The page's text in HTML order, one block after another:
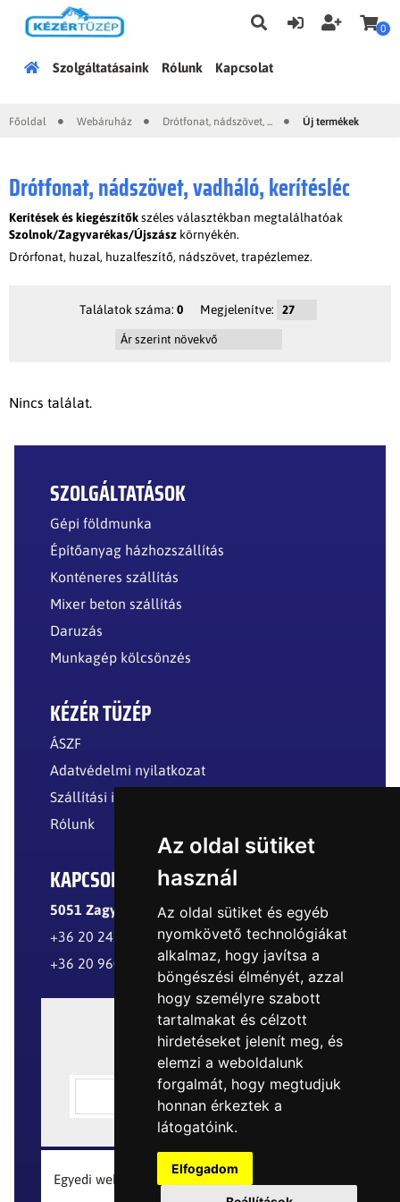
Az oldal sütiket
használ
Az oldal sütiket és egyéb
nyomkövető technológiákat
alkalmaz, hogy javítsa a
böngészési élményét, azzal
hogy személyre szabott
tartalmakat és célzott
hirdetéseket jelenít meg, és
elemzi a weboldalunk
forgalmát, hogy megtudjuk
honnan érkeztek a
látogatóink.
Elfogadom
0
FőoldalSzolgáltatásaink Rólunk Kapcsolat
Főoldal Webáruház Drótfonat, nádszövet, ... Új termékek
Drótfonat, nádszövet, vadháló, kerítésléc
Kerítések és kiegészítőkszéles választékban megtalálhatóak
Szolnok/Zagyvarékas/Újszász környékén.
Drórfonat, huzal, huzalfeszítő, nádszövet, trapézlemez.
Találatok száma: 0 Megjelenítve:
Nincs találat.
SZOLGÁLTATÁSOK
Gépi földmunka
Építőanyag házhozszállítás
Konténeres szállítás
Mixer beton szállítás
Daruzás
Munkagép kölcsönzés
KÉZÉR TÜZÉP
ÁSZF
Adatvédelmi nyilatkozat
Szállítási információk
Rólunk
KAPCSOLAT
5051 Zagyvarékas, Külterület
+36 20 241 8299
+36 20 960 8977
Egyedi webáruház készítés a Logical M. Design-tól